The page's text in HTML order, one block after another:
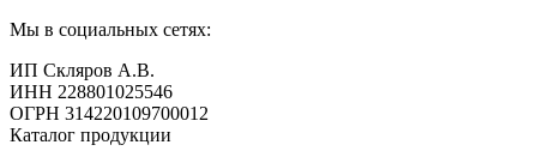
Мы в социальных сетях:
ИП Скляров А.В.
ИНН 228801025546
ОГРН 314220109700012
Каталог продукции